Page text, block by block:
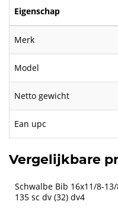
Eigenschap
Merk
Model
Netto gewicht
Ean upc
Vergelijkbare
Schwalbe Bib 16x11/8-
135 sc dv (32) dv4